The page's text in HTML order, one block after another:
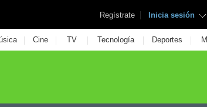
Regístrate | Inicia sesión
| Cine | TV | Tecnología | Deportes |